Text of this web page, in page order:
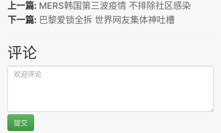
上一篇: MERS韩国第三波疫情 不排除社区感染
下一篇: 巴黎爱锁全拆 世界网友集体神吐槽
评论
提交